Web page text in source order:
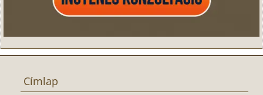
Címlap